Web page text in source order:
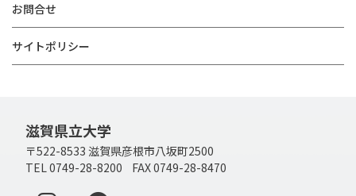
お問合せ
サイトポリシー
滋賀県立大学
〒522-8533 滋賀県彦根市八坂町2500
TEL 0749-28-8200 FAX 0749-28-8470